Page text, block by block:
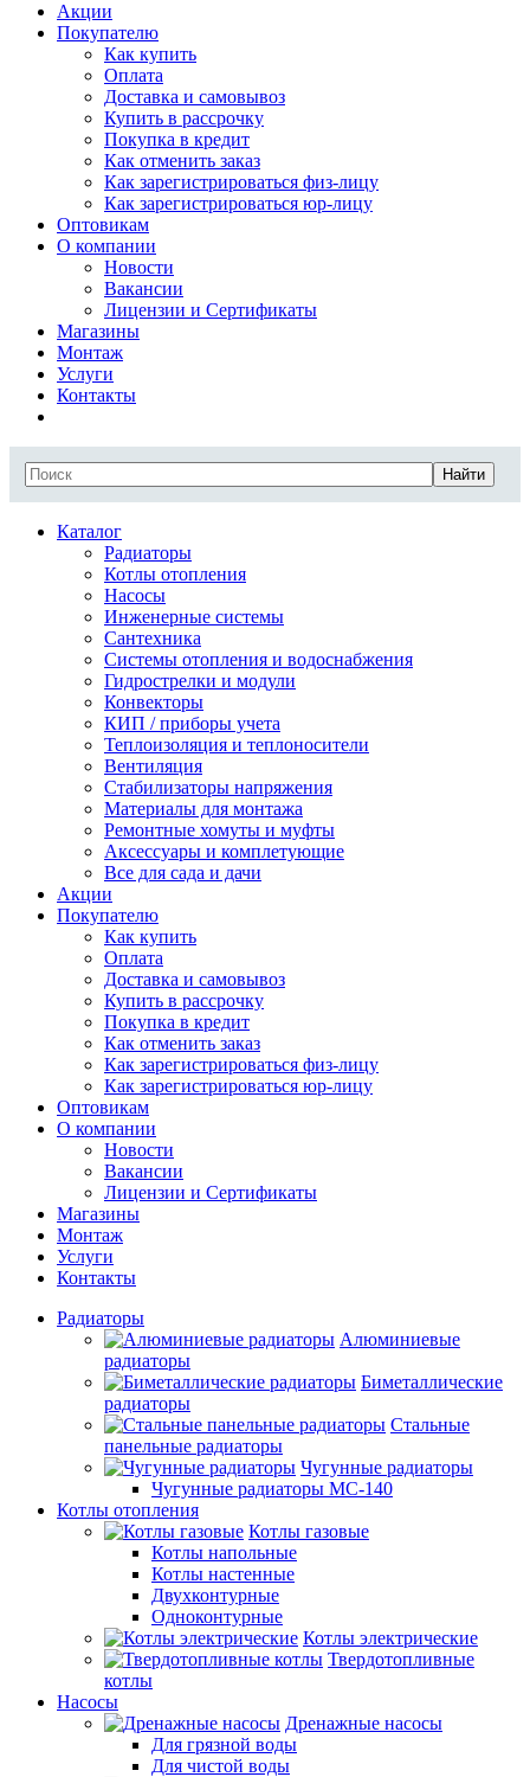
Акции
Покупателю
Как купить
Оплата
Доставка и самовывоз
Купить в рассрочку
Покупка в кредит
Как отменить заказ
Как зарегистрироваться физ-лицу
Как зарегистрироваться юр-лицу
Оптовикам
О компании
Новости
Вакансии
Лицензии и Сертификаты
Магазины
Монтаж
Услуги
Контакты
Найти
Каталог
Радиаторы
Котлы отопления
Насосы
Инженерные системы
Сантехника
Системы отопления и водоснабжения
Гидрострелки и модули
Конвекторы
КИП / приборы учета
Теплоизоляция и теплоносители
Вентиляция
Стабилизаторы напряжения
Материалы для монтажа
Ремонтные хомуты и муфты
Аксессуары и комплетующие
Все для сада и дачи
Акции
Покупателю
Как купить
Оплата
Доставка и самовывоз
Купить в рассрочку
Покупка в кредит
Как отменить заказ
Как зарегистрироваться физ-лицу
Как зарегистрироваться юр-лицу
Оптовикам
О компании
Новости
Вакансии
Лицензии и Сертификаты
Магазины
Монтаж
Услуги
Контакты
Радиаторы
Алюминиевые
радиаторы
Биметаллические
радиаторы
Стальные
панельные радиаторы
Чугунные радиаторы
Чугунные радиаторы МС-140
Котлы отопления
Котлы газовые
Котлы напольные
Котлы настенные
Двухконтурные
Одноконтурные
Котлы электрические
Твердотопливные
котлы
Насосы
Дренажные насосы
Для грязной воды
Для чистой воды